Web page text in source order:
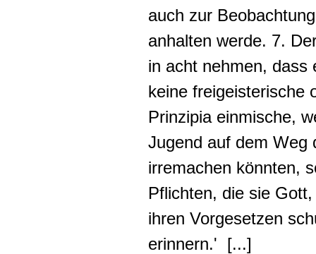
auch zur
anhalten werde. 7.
in acht nehmen, dass
keine freigeisterische
Prinzipia einmische,
Jugend auf dem Weg
irremachen könnten,
Pflichten, die sie
ihren Vorgesetzen
erinnern.' [...]